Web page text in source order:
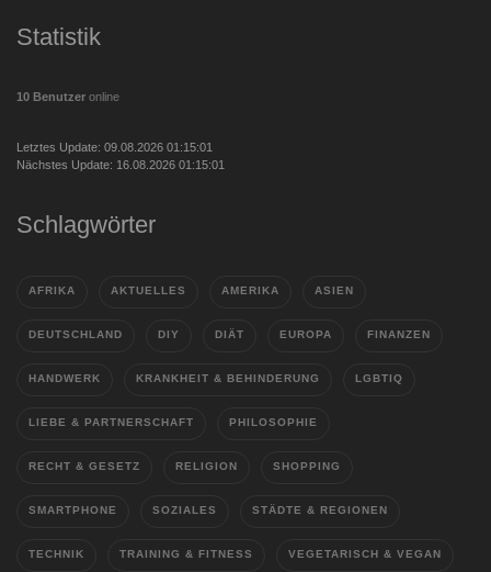
Statistik
10 Benutzer online
Letztes Update: 09.08.2026 01:15:01
Nächstes Update: 16.08.2026 01:15:01
Schlagwörter
AFRIKA AKTUELLES AMERIKA ASIEN
DEUTSCHLAND DIY DIÄT EUROPA FINANZEN
HANDWERK KRANKHEIT & BEHINDERUNG LGBTIQ
LIEBE & PARTNERSCHAFT PHILOSOPHIE
RECHT & GESETZ RELIGION SHOPPING
SMARTPHONE SOZIALES STÄDTE & REGIONEN
TECHNIK TRAINING & FITNESS VEGETARISCH & VEGAN